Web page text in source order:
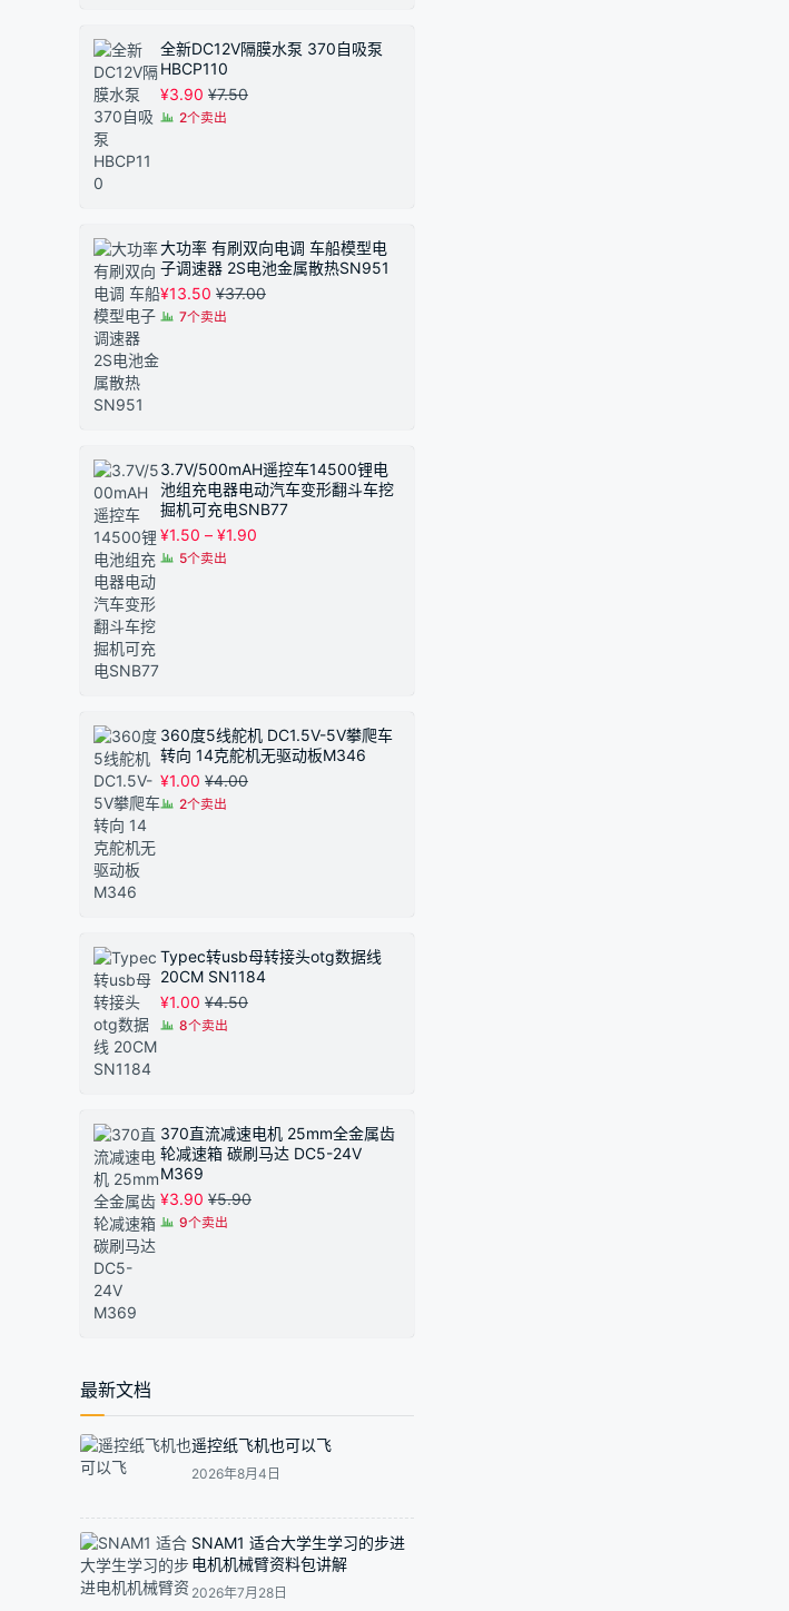
全新DC12V隔膜水泵 370自吸泵
HBCP110
¥3.90 ¥7.50
2个卖出
大功率 有刷双向电调 车船模型电
子调速器 2S电池金属散热SN951
¥13.50 ¥37.00
7个卖出
3.7V/500mAH遥控车14500锂电
池组充电器电动汽车变形翻斗车挖
掘机可充电SNB77
¥1.50 – ¥1.90
5个卖出
360度5线舵机 DC1.5V-5V攀爬车
转向 14克舵机无驱动板M346
¥1.00 ¥4.00
2个卖出
Typec转usb母转接头otg数据线
20CM SN1184
¥1.00 ¥4.50
8个卖出
370直流减速电机 25mm全金属齿
轮减速箱 碳刷马达 DC5-24V
M369
¥3.90 ¥5.90
9个卖出
最新文档
遥控纸飞机也可以飞
2026年8月4日
SNAM1 适合大学生学习的步进
电机机械臂资料包讲解
2026年7月28日